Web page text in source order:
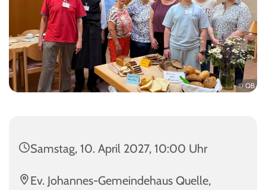
© QB
Samstag, 10. April 2027, 10:00 Uhr
Ev. Johannes-Gemeindehaus Quelle,